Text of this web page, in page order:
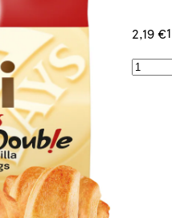
2,19 €